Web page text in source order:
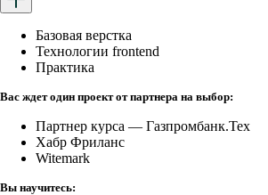
Базовая верстка
Технологии frontend
Практика
Вас ждет один проект от партнера на выбор:
Партнер курса — Газпромбанк.Тех
Хабр Фриланс
Witemark
Вы научитесь: